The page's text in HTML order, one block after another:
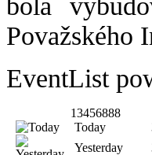
Považského
EventList
13456888
Today
Yesterday